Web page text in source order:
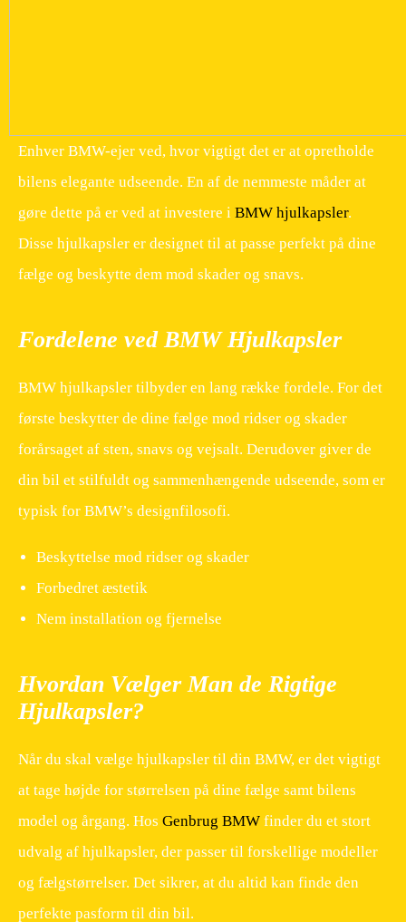
Enhver BMW-ejer ved, hvor vigtigt det er at opretholde
bilens elegante udseende. En af de nemmeste måder at
gøre dette på er ved at investere i BMW hjulkapsler.
Disse hjulkapsler er designet til at passe perfekt på dine
fælge og beskytte dem mod skader og snavs.
Fordelene ved BMW Hjulkapsler
BMW hjulkapsler tilbyder en lang række fordele. For det
første beskytter de dine fælge mod ridser og skader
forårsaget af sten, snavs og vejsalt. Derudover giver de
din bil et stilfuldt og sammenhængende udseende, som er
typisk for BMW’s designfilosofi.
Beskyttelse mod ridser og skader
Forbedret æstetik
Nem installation og fjernelse
Hvordan Vælger Man de Rigtige
Hjulkapsler?
Når du skal vælge hjulkapsler til din BMW, er det vigtigt
at tage højde for størrelsen på dine fælge samt bilens
model og årgang. Hos Genbrug BMW finder du et stort
udvalg af hjulkapsler, der passer til forskellige modeller
og fælgstørrelser. Det sikrer, at du altid kan finde den
perfekte pasform til din bil.